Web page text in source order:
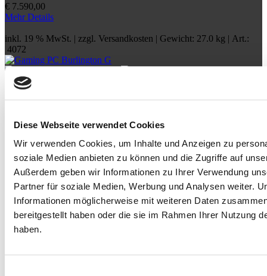
Diese Webseite verwendet Cookies
Wir verwenden Cookies, um Inhalte und Anzeigen zu
soziale Medien anbieten zu können und die Zugriffe auf
Außerdem geben wir Informationen zu Ihrer Verwendung
Partner für soziale Medien, Werbung und Analysen weiter.
Informationen möglicherweise mit weiteren Daten
bereitgestellt haben oder die sie im Rahmen Ihrer Nutzung
haben.
€ 7.590,00
Mehr Details
inkl. 19 % MwSt. | zzgl. Versandkosten | Gewicht: 27.0 kg | Art.:
4072
Gaming PC Burlington G
Core i9 14900KF
3.2 GHz - 24 Kerne
Prozessor
RTX 5090
NVIDIA GeForce
Grafik
32 GB - 5600 MHz
Arbeitsspeicher
1 TB